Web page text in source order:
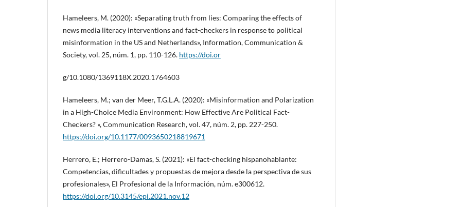
Hameleers, M. (2020): «Separating truth from lies: Comparing the effects of
news media literacy interventions and fact-checkers in response to political
misinformation in the US and Netherlands», Information, Communication &
Society, vol. 25, núm. 1, pp. 110-126. https://doi.or
g/10.1080/1369118X.2020.1764603
Hameleers, M.; van der Meer, T.G.L.A. (2020): «Misinformation and Polarization
in a High-Choice Media Environment: How Effective Are Political Fact-
Checkers? », Communication Research, vol. 47, núm. 2, pp. 227-250.
https://doi.org/10.1177/0093650218819671
Herrero, E.; Herrero-Damas, S. (2021): «El fact-checking hispanohablante:
Competencias, dificultades y propuestas de mejora desde la perspectiva de sus
profesionales», El Profesional de la Información, núm. e300612.
https://doi.org/10.3145/epi.2021.nov.12